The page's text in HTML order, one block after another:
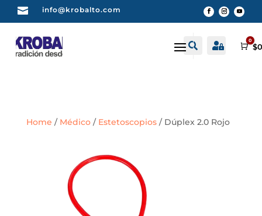
 info@krobalto.com
 Buscar
 Cuenta
0
$
Home / Médico/ Estetoscopios/ Dúplex 2.0 Rojo